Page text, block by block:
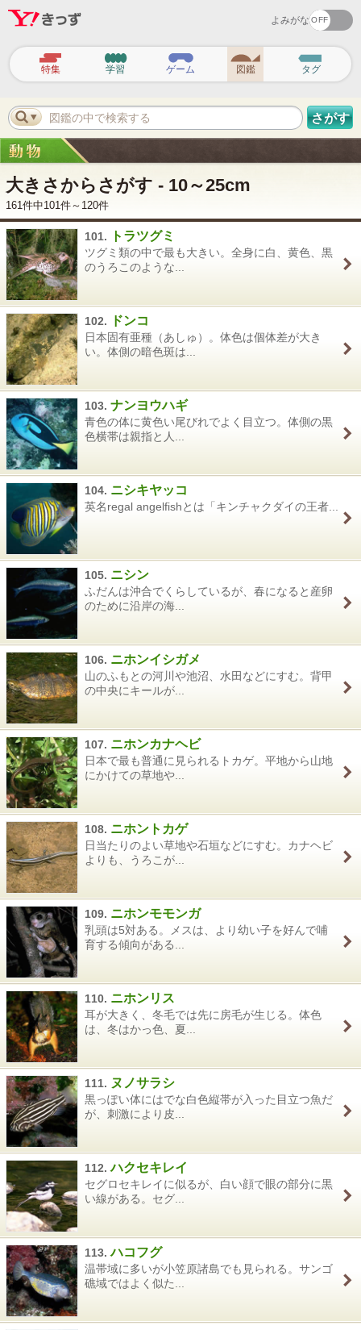
よみがな
ビ
ゲ
ー
シ
ョ
ン
特集 学習 ゲーム 図鑑 タグ
図鑑の中で検索する さがす
大きさからさがす - 10～25cm
161件中101件～120件
101. トラツグミ
ツグミ類の中で最も大きい。全身に白、黄色、黒
のうろこのような...
102. ドンコ
日本固有亜種（あしゅ）。体色は個体差が大き
い。体側の暗色斑は...
103. ナンヨウハギ
青色の体に黄色い尾びれでよく目立つ。体側の黒
色横帯は親指と人...
104. ニシキヤッコ
英名regal angelfishとは「キンチャクダイの王者...
105. ニシン
ふだんは沖合でくらしているが、春になると産卵
のために沿岸の海...
106. ニホンイシガメ
山のふもとの河川や池沼、水田などにすむ。背甲
の中央にキールが...
107. ニホンカナヘビ
日本で最も普通に見られるトカゲ。平地から山地
にかけての草地や...
108. ニホントカゲ
日当たりのよい草地や石垣などにすむ。カナヘビ
よりも、うろこが...
109. ニホンモモンガ
乳頭は5対ある。メスは、より幼い子を好んで哺
育する傾向がある...
110. ニホンリス
耳が大きく、冬毛では先に房毛が生じる。体色
は、冬はかっ色、夏...
111. ヌノサラシ
黒っぽい体にはでな白色縦帯が入った目立つ魚だ
が、刺激により皮...
112. ハクセキレイ
セグロセキレイに似るが、白い顔で眼の部分に黒
い線がある。セグ...
113. ハコフグ
温帯域に多いが小笠原諸島でも見られる。サンゴ
礁域ではよく似た...